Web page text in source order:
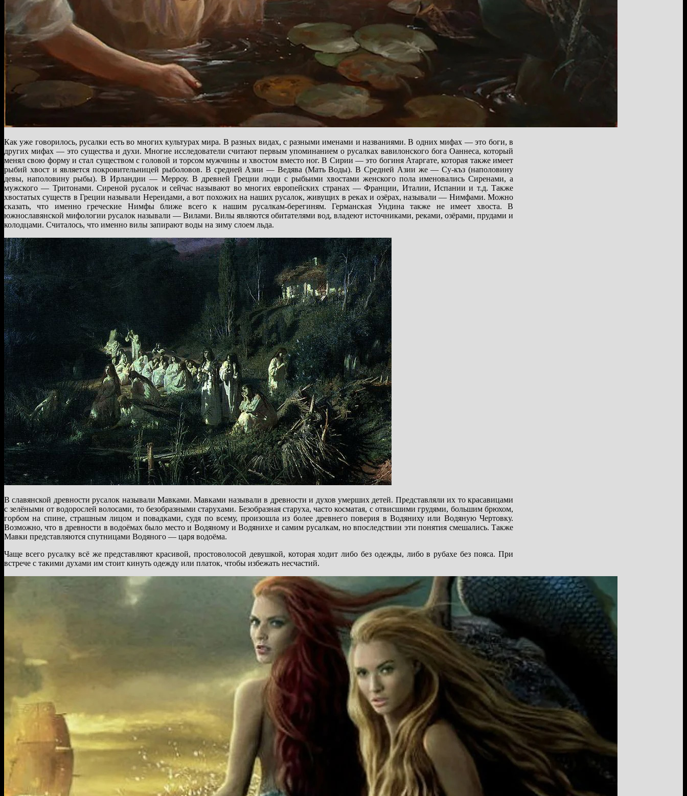
Как уже говорилось, русалки есть во многих культурах мира. В разных видах, с разными именами и названиями. В одних мифах — это боги, в
других мифах — это существа и духи. Многие исследователи считают первым упоминанием о русалках вавилонского бога Оаннеса, который
менял свою форму и стал существом с головой и торсом мужчины и хвостом вместо ног. В Сирии — это богиня Атаргате, которая также имеет
рыбий хвост и является покровительницей рыболовов. В средней Азии — Ведява (Мать Воды). В Средней Азии же — Су-къз (наполовину
девы, наполовину рыбы). В Ирландии — Мерроу. В древней Греции люди с рыбьими хвостами женского пола именовались Сиренами, а
мужского — Тритонами. Сиреной русалок и сейчас называют во многих европейских странах — Франции, Италии, Испании и т.д. Также
хвостатых существ в Греции называли Нереидами, а вот похожих на наших русалок, живущих в реках и озёрах, называли — Нимфами. Можно
сказать, что именно греческие Нимфы ближе всего к нашим русалкам-берегиням. Германская Ундина также не имеет хвоста. В
южнославянской мифологии русалок называли — Вилами. Вилы являются обитателями вод, владеют источниками, реками, озёрами, прудами и
колодцами. Считалось, что именно вилы запирают воды на зиму слоем льда.
В славянской древности русалок называли Мавками. Мавками называли в древности и духов умерших детей. Представляли их то красавицами
с зелёными от водорослей волосами, то безобразными старухами. Безобразная старуха, часто косматая, с отвисшими грудями, большим брюхом,
горбом на спине, страшным лицом и повадками, судя по всему, произошла из более древнего поверия в Водяниху или Водяную Чертовку.
Возможно, что в древности в водоёмах было место и Водяному и Водянихе и самим русалкам, но впоследствии эти понятия смешались. Также
Мавки представляются спутницами Водяного — царя водоёма.
Чаще всего русалку всё же представляют красивой, простоволосой девушкой, которая ходит либо без одежды, либо в рубахе без пояса. При
встрече с такими духами им стоит кинуть одежду или платок, чтобы избежать несчастий.